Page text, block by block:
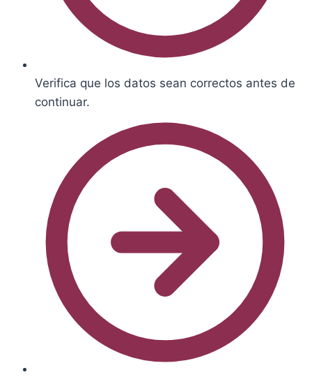
Verifica que los datos sean correctos antes de
continuar.